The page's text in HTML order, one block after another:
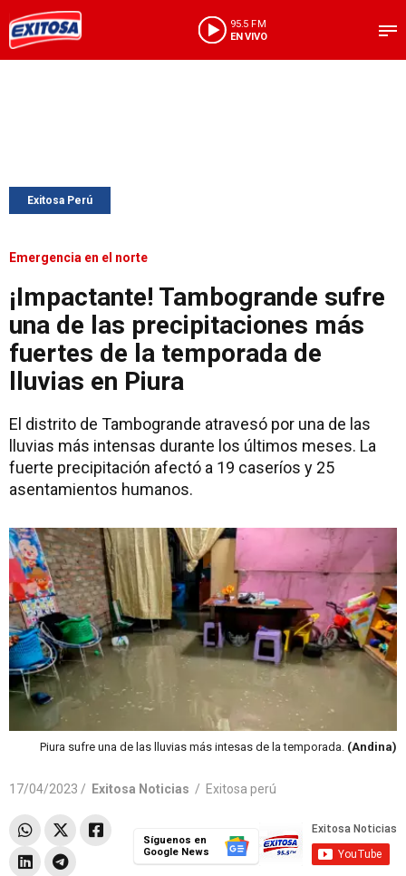
95.5 FM
EN VIVO
Exitosa Perú
Emergencia en el norte
¡Impactante! Tambogrande sufre
una de las precipitaciones más
fuertes de la temporada de
lluvias en Piura
El distrito de Tambogrande atravesó por una de las
lluvias más intensas durante los últimos meses. La
fuerte precipitación afectó a 19 caseríos y 25
asentamientos humanos.
Piura sufre una de las lluvias más intesas de la temporada. (Andina)
17/04/2023 / Exitosa Noticias / Exitosa perú
Síguenos en
Google News